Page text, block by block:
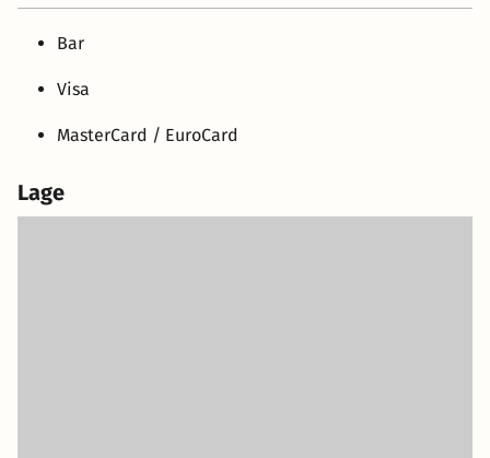
Bar
Visa
MasterCard / EuroCard
Lage